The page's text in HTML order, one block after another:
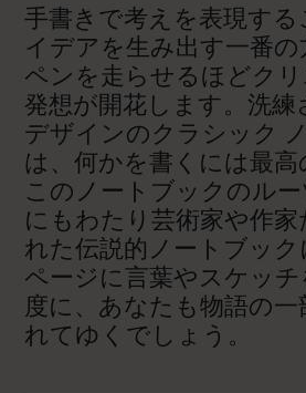
手書きで考えを表現す
イデアを生み出す一番の
ペンを走らせるほどク
発想が開花します。洗
デザインのクラシック
は、何かを書くには最高
このノートブックのル
にもわたり芸術家や作家
れた伝説的ノートブック
ページに言葉やスケッ
度に、あなたも物語の一
れてゆくでしょう。